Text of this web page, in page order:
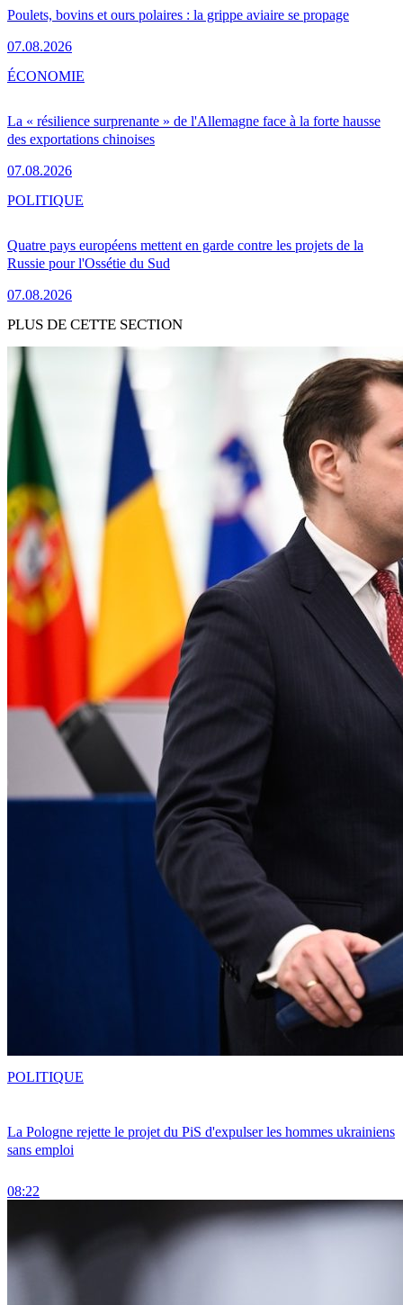
Poulets, bovins et ours polaires : la grippe aviaire se propage
07.08.2026
La « résilience surprenante » de l'Allemagne face à la forte hausse
des exportations chinoises
07.08.2026
ÉCONOMIE
Quatre pays européens mettent en garde contre les projets de la
Russie pour l'Ossétie du Sud
07.08.2026
POLITIQUE
PLUS DE CETTE SECTION
La Pologne rejette le projet du PiS d'expulser les hommes ukrainiens
sans emploi
08:22
POLITIQUE